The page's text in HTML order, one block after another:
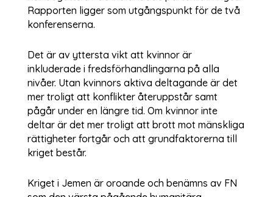
Rapporten ligger som utgångspunkt för de två
konferenserna.
Det är av yttersta vikt att kvinnor är
inkluderade i fredsförhandlingarna på alla
nivåer. Utan kvinnors aktiva deltagande är det
mer troligt att konflikter återuppstår samt
pågår under en längre tid. Om kvinnor inte
deltar är det mer troligt att brott mot mänskliga
rättigheter fortgår och att grundfaktorerna till
kriget består.
Kriget i Jemen är oroande och benämns av FN